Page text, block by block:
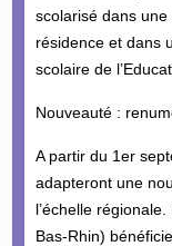
scolarisé dans
résidence et dans
scolaire de
Nouveauté :
A partir du 1er
adapteront une
l’échelle
Bas-Rhin)